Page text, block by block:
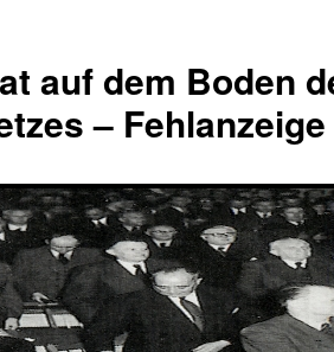
auf dem Boden
–